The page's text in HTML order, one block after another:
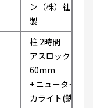
ン（株）社
製
柱 2時間
アスロック
60mm
+ ニュータイ
カライト(鉄